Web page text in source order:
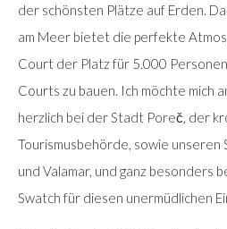
der schönsten Plätze auf Erden.
am Meer bietet die perfekte
Court der Platz für 5.000
Courts zu bauen. Ich möchte mich
herzlich bei der Stadt Poreč, der
Tourismusbehörde, sowie unseren
und Valamar, und ganz besonders
Swatch für diesen unermüdlichen